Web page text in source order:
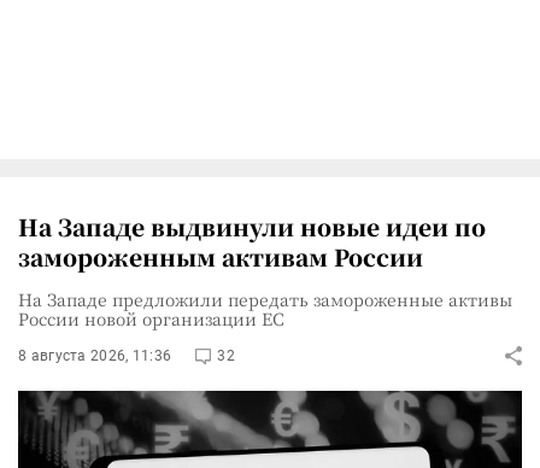
На Западе выдвинули новые идеи по
замороженным активам России
На Западе предложили передать замороженные активы
России новой организации ЕС
8 августа 2026, 11:36 32